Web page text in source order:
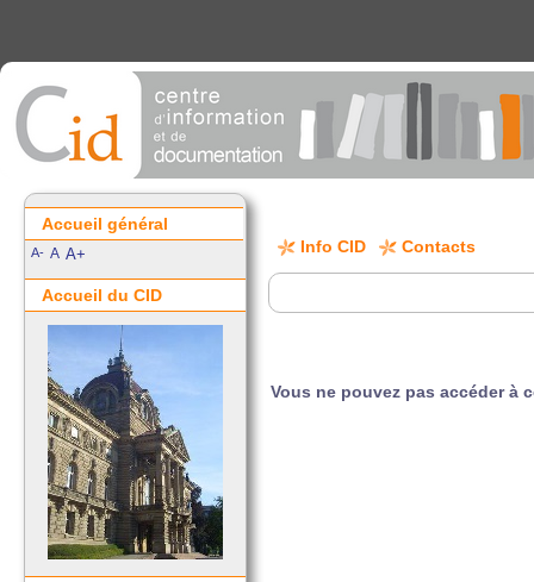
Info CID Contacts
Vous ne pouvez pas accéder à
Accueil général
A- A A+
Accueil du CID